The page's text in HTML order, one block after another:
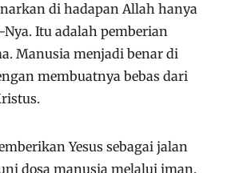
di hadapan Allah hanya
Itu adalah pemberian
Manusia menjadi benar di
membuatnya bebas dari
Yesus sebagai jalan
dosa manusia melalui iman.